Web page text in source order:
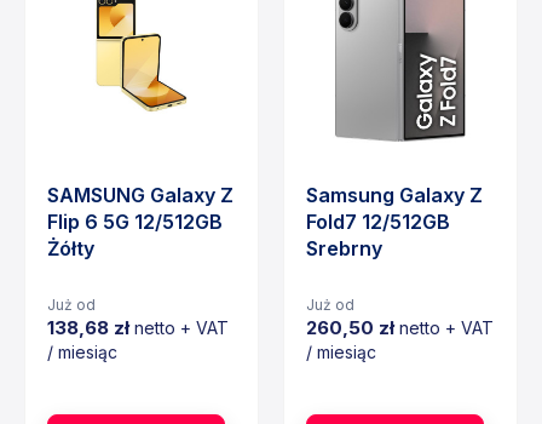
SAMSUNG Galaxy Z
Flip 6 5G 12/512GB
Żółty
Już od
138,68 złnetto + VAT
/ miesiąc
Samsung Galaxy Z
Fold7 12/512GB
Srebrny
Już od
260,50 złnetto + VAT
/ miesiąc